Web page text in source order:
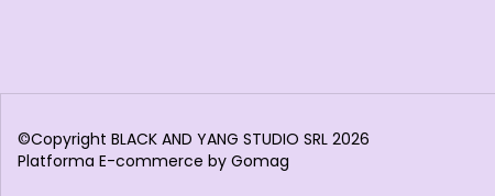
©Copyright BLACK AND YANG STUDIO SRL 2026
Platforma E-commerce by Gomag